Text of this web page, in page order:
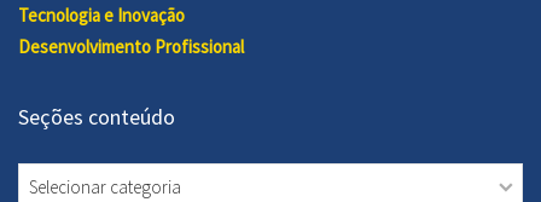
Tecnologia e Inovação
Desenvolvimento Profissional
Seções conteúdo
Seções